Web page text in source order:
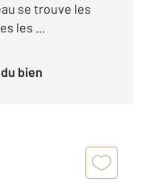
se trouve les
les ...
du bien